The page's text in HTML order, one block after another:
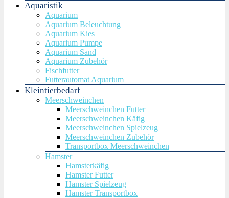
Aquaristik
Aquarium
Aquarium Beleuchtung
Aquarium Kies
Aquarium Pumpe
Aquarium Sand
Aquarium Zubehör
Fischfutter
Futterautomat Aquarium
Kleintierbedarf
Meerschweinchen
Meerschweinchen Futter
Meerschweinchen Käfig
Meerschweinchen Spielzeug
Meerschweinchen Zubehör
Transportbox Meerschweinchen
Hamster
Hamsterkäfig
Hamster Futter
Hamster Spielzeug
Hamster Transportbox